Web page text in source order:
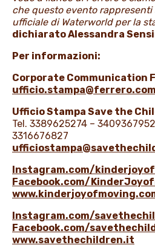
che questo evento rappresenti
ufficiale di Waterworld per la
dichiarato Alessandra
Per informazioni:
Corporate Communication
ufficio.stampa@ferrero.com
Ufficio Stampa Save the
Tel. 3389625274 –
3316676827
Instagram.com/
Facebook.com/
Instagram.com/
Facebook.com/
www.savethechildren.it